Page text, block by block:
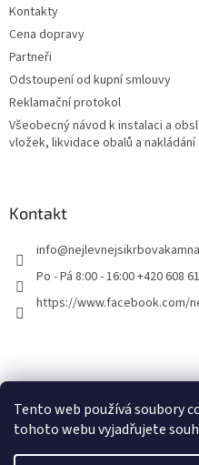
Tento web používá soubory
tohoto webu vyjadřujete
Kontakty
Cena dopravy
Partneři
Odstoupení od kupní smlouvy
Reklamační protokol
Všeobecný návod k instalaci a
vložek, likvidace obalů a
Kontakt
info@
Po - Pá 8:00 - 16:00 +420 608
https://www.facebook.com/